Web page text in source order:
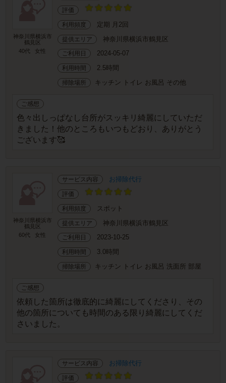
神奈川県横浜市
鶴見区
40代
女性
評価
利用頻度 定期 月2回
提供エリア 神奈川県横浜市鶴見区
ご利用日 2024-05-07
利用時間 2.5時間
掃除場所 キッチン トイレ お風呂 その他
ご感想
色々出しっぱなし台所がスッキリ綺麗にしていただ
きました！他のところもいつもどおり、ありがとう
ございます🥰
神奈川県横浜市
鶴見区
60代
女性
サービス内容 お掃除代行
評価
利用頻度 スポット
提供エリア 神奈川県横浜市鶴見区
ご利用日 2023-10-25
利用時間 3.0時間
掃除場所 キッチン トイレ お風呂 洗面所 部屋
ご感想
依頼した箇所は徹底的に綺麗にしてくださり、その
他の箇所についても時間のある限り綺麗にしてくだ
さいました。
サービス内容 お掃除代行
評価